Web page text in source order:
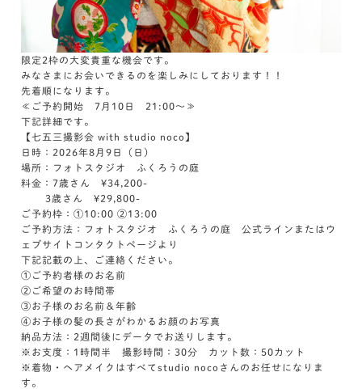
限定2枠の大変貴重な機会です。
みなさまにお会いできるのを楽しみにしております！！
先着順になります。
≪ご予約開始 7月10日 21:00～≫
下記詳細です。
【七五三撮影会 with studio noco】
日時：2026年8月9日（日）
場所：フォトスタジオ ふくろうの庭
料金：7歳さん ¥34,200-
3歳さん ¥29,800-
ご予約枠：①10:00 ②13:00
ご予約方法：フォトスタジオ ふくろうの庭 公式ラインまたはウ
ェブサイトコンタクトページより
下記記載の上、ご連絡ください。
①ご予約者様のお名前
②ご希望のお時間帯
③お子様のお名前＆年齢
④お子様の髪の長さがわかるお顔のお写真
納品方法：2週間後にデータでお送りします。
※お支度：1時間半 撮影時間：30分 カット数：50カット
※着物・ヘアメイクはすべてstudio nocoさんのお任せになりま
す。